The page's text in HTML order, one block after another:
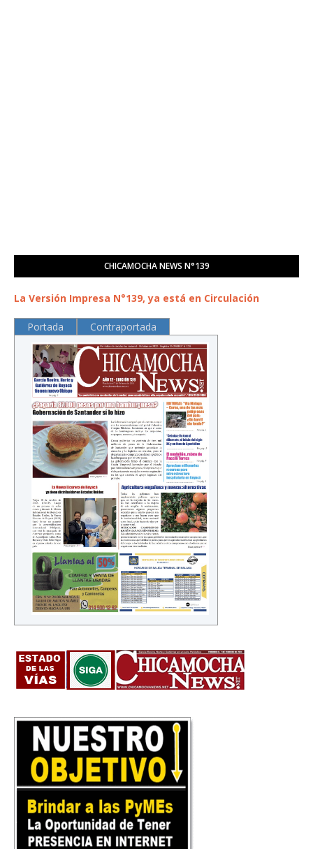
CHICAMOCHA NEWS N°139
La Versión Impresa N°139, ya está en Circulación
Portada Contraportada